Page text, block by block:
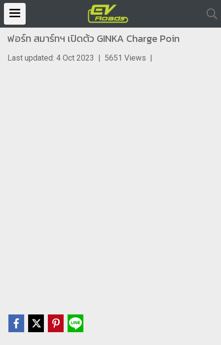
ฟอร์ท สมาร์ทฯ เปิดต้ว GINKA Charge Poin
Last updated: 4 Oct 2023 | 5651 Views |